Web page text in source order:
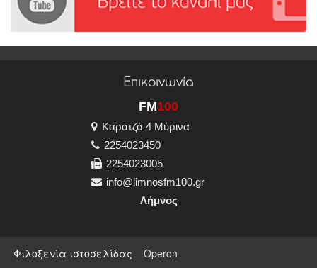
Επικοινωνία
FM100
Καρατζά 4 Μύρινα
2254023450
2254023005
info@limnosfm100.gr
Λήμνος
Φιλοξενία ιστοσελίδας Operon